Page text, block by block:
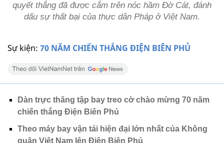
Sự kiện: 70 NĂM CHIẾN THẮNG ĐIỆN BIÊN PHỦ
quyết thắng đã được cắm trên nóc hầm Đờ Cát, đánh
dấu sự thất bại của thực dân Pháp ở Việt Nam.
Dàn trực thăng tập bay treo cờ chào mừng 70 năm
chiến thắng Điện Biên Phủ
Theo máy bay vận tải hiện đại lớn nhất của Không
quân Việt Nam lên Điện Biên Phủ